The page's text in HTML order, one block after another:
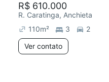
R$ 610.000
R. Caratinga, Anchieta
110m² 3
2
Ver contato